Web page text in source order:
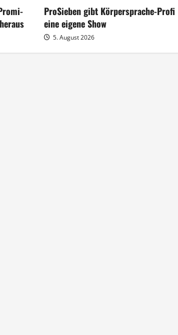
ProSieben gibt Körpersprache-Profi
eine eigene Show
5. August 2026